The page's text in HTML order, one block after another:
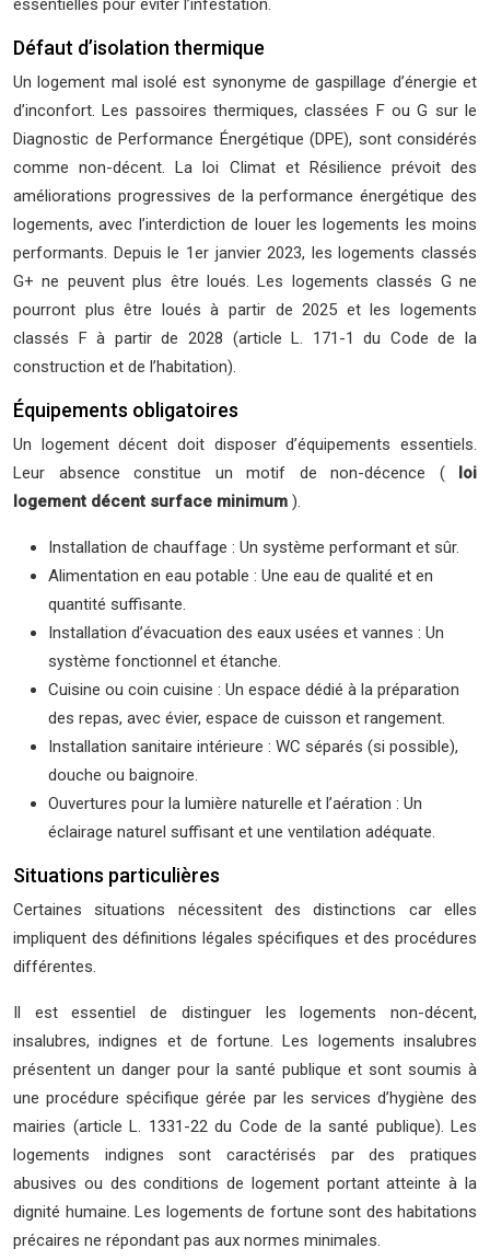
essentielles pour éviter l’infestation.
Défaut d’isolation thermique
Un logement mal isolé est synonyme de gaspillage d’énergie et
d’inconfort. Les passoires thermiques, classées F ou G sur le
Diagnostic de Performance Énergétique (DPE), sont considérés
comme non-décent. La loi Climat et Résilience prévoit des
améliorations progressives de la performance énergétique des
logements, avec l’interdiction de louer les logements les moins
performants. Depuis le 1er janvier 2023, les logements classés
G+ ne peuvent plus être loués. Les logements classés G ne
pourront plus être loués à partir de 2025 et les logements
classés F à partir de 2028 (article L. 171-1 du Code de la
construction et de l’habitation).
Équipements obligatoires
Un logement décent doit disposer d’équipements essentiels.
Leur absence constitue un motif de non-décence ( loi
logement décent surface minimum ).
Installation de chauffage : Un système performant et sûr.
Alimentation en eau potable : Une eau de qualité et en
quantité suffisante.
Installation d’évacuation des eaux usées et vannes : Un
système fonctionnel et étanche.
Cuisine ou coin cuisine : Un espace dédié à la préparation
des repas, avec évier, espace de cuisson et rangement.
Installation sanitaire intérieure : WC séparés (si possible),
douche ou baignoire.
Ouvertures pour la lumière naturelle et l’aération : Un
éclairage naturel suffisant et une ventilation adéquate.
Situations particulières
Certaines situations nécessitent des distinctions car elles
impliquent des définitions légales spécifiques et des procédures
différentes.
Il est essentiel de distinguer les logements non-décent,
insalubres, indignes et de fortune. Les logements insalubres
présentent un danger pour la santé publique et sont soumis à
une procédure spécifique gérée par les services d’hygiène des
mairies (article L. 1331-22 du Code de la santé publique). Les
logements indignes sont caractérisés par des pratiques
abusives ou des conditions de logement portant atteinte à la
dignité humaine. Les logements de fortune sont des habitations
précaires ne répondant pas aux normes minimales.